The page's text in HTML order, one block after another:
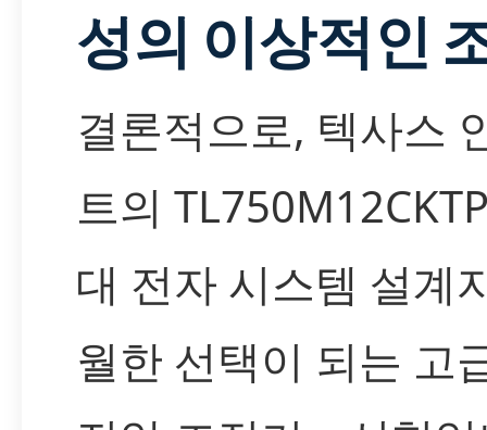
성의 이상적인
결론적으로, 텍사스
트의
대 전자 시스템 설계
월한 선택이 되는 고